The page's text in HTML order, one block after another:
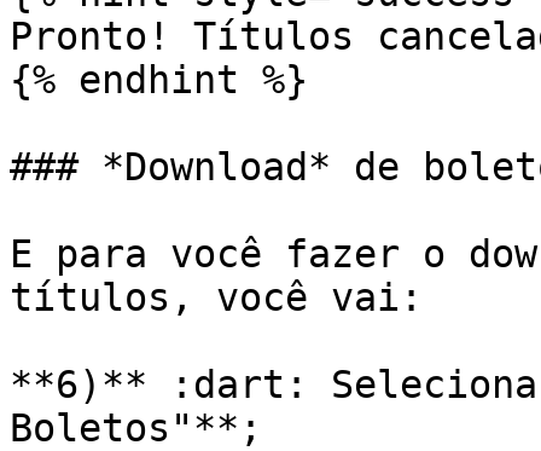
Pronto! Títulos
{% endhint %}
### *Download* de
E para você fazer o
títulos, você vai:
**6)** :dart:
Boletos"**;